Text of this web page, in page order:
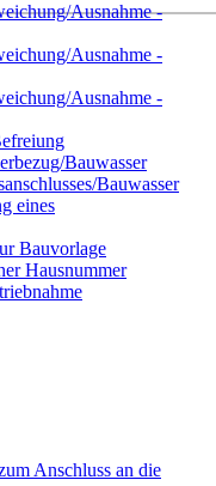
Ausnahme -
Ausnahme -
Ausnahme -
Bauwasser
Bauwasser
eines
Bauvorlage
Hausnummer
Anschluss an die